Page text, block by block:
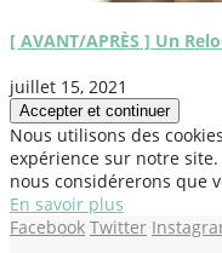
[ AVANT/APRÈS ] Un
juillet 15, 2021
Nous utilisons des
expérience sur notre
nous considérerons que
En savoir plus
Facebook Twitter